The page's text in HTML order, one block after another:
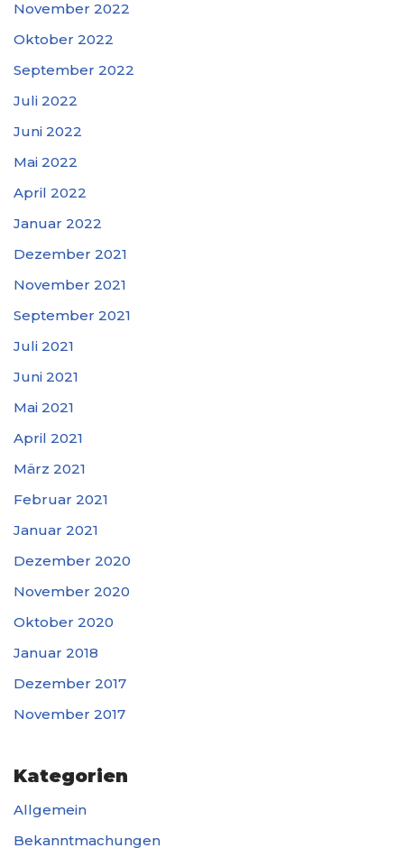
November 2022
Oktober 2022
September 2022
Juli 2022
Juni 2022
Mai 2022
April 2022
Januar 2022
Dezember 2021
November 2021
September 2021
Juli 2021
Juni 2021
Mai 2021
April 2021
März 2021
Februar 2021
Januar 2021
Dezember 2020
November 2020
Oktober 2020
Januar 2018
Dezember 2017
November 2017
Kategorien
Allgemein
Bekanntmachungen